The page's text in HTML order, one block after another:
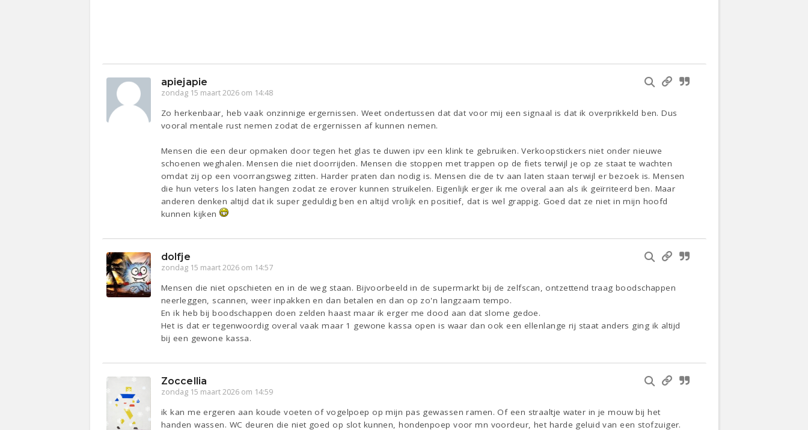
apiejapie
zondag 15 maart 2026 om 14:48
Zo herkenbaar, heb vaak onzinnige ergernissen. Weet ondertussen dat dat voor mij een signaal is dat ik overprikkeld ben. Dus
vooral mentale rust nemen zodat de ergernissen af kunnen nemen.
Mensen die een deur opmaken door tegen het glas te duwen ipv een klink te gebruiken. Verkoopstickers niet onder nieuwe
schoenen weghalen. Mensen die niet doorrijden. Mensen die stoppen met trappen op de fiets terwijl je op ze staat te wachten
omdat zij op een voorrangsweg zitten. Harder praten dan nodig is. Mensen die de tv aan laten staan terwijl er bezoek is. Mensen
die hun veters los laten hangen zodat ze erover kunnen struikelen. Eigenlijk erger ik me overal aan als ik geïrriteerd ben. Maar
anderen denken altijd dat ik super geduldig ben en altijd vrolijk en positief, dat is wel grappig. Goed dat ze niet in mijn hoofd
kunnen kijken
dolfje
zondag 15 maart 2026 om 14:57
Mensen die niet opschieten en in de weg staan. Bijvoorbeeld in de supermarkt bij de zelfscan, ontzettend traag boodschappen
neerleggen, scannen, weer inpakken en dan betalen en dan op zo'n langzaam tempo.
En ik heb bij boodschappen doen zelden haast maar ik erger me dood aan dat slome gedoe.
Het is dat er tegenwoordig overal vaak maar 1 gewone kassa open is waar dan ook een ellenlange rij staat anders ging ik altijd
bij een gewone kassa.
Zoccellia
zondag 15 maart 2026 om 14:59
ik kan me ergeren aan koude voeten of vogelpoep op mijn pas gewassen ramen. Of een straaltje water in je mouw bij het
handen wassen. WC deuren die niet goed op slot kunnen, hondenpoep voor mn voordeur, het harde geluid van een stofzuiger.